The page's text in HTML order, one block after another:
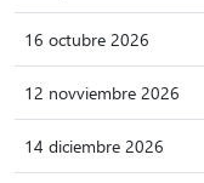
16 octubre 2026
12 novviembre 2026
14 diciembre 2026